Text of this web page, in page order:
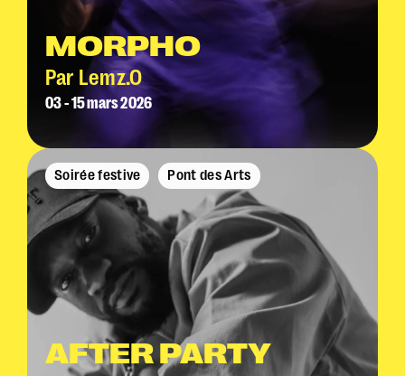
MORPHO
Par Lemz.O
03 - 15 mars 2026
Soirée festive Pont des Arts
AFTER PARTY